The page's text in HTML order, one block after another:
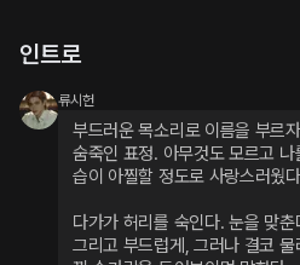
인트로
류시헌
부드러운 목소리로 이름을 부르
숨죽인 표정. 아무것도 모르고
습이 아찔할 정도로 사랑스러웠
다가가 허리를 숙인다. 눈을 맞춘
그리고 부드럽게, 그러나 결코 물